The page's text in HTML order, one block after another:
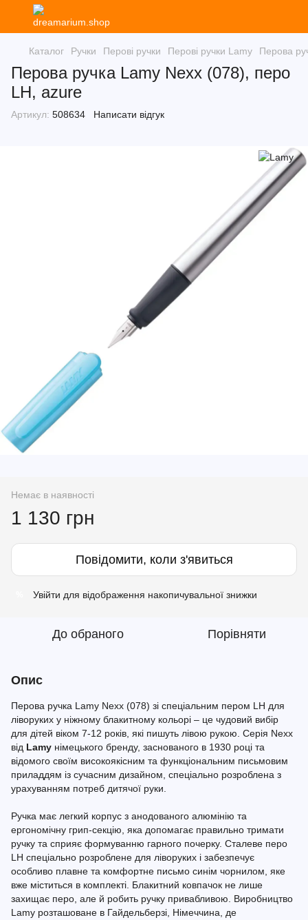
Каталог Ручки Перові ручки Перові ручки Lamy Перова
Перова ручка Lamy Nexx (078), перо
LH, azure
Артикул: 508634 Написати відгук
Немає в наявності
1 130 грн
Повідомити, коли з'явиться
Увійти для відображення накопичувальної знижки
До обраного Порівняти
Опис
Перова ручка Lamy Nexx (078) зі спеціальним пером LH для
ліворуких у ніжному блакитному кольорі – це чудовий вибір
для дітей віком 7-12 років, які пишуть лівою рукою. Серія Nexx
від Lamy німецького бренду, заснованого в 1930 році та
відомого своїм високоякісним та функціональним письмовим
приладдям із сучасним дизайном, спеціально розроблена з
урахуванням потреб дитячої руки.
Ручка має легкий корпус з анодованого алюмінію та
ергономічну грип-секцію, яка допомагає правильно тримати
ручку та сприяє формуванню гарного почерку. Сталеве перо
LH спеціально розроблене для ліворуких і забезпечує
особливо плавне та комфортне письмо синім чорнилом, яке
вже міститься в комплекті. Блакитний ковпачок не лише
захищає перо, але й робить ручку привабливою. Виробництво
Lamy розташоване в Гайдельберзі, Німеччина, де